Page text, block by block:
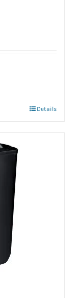
Details